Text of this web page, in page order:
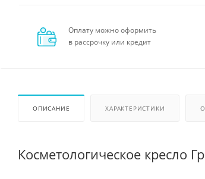
Оплату можно оформить
в рассрочку или кредит
ОПИСАНИЕ ХАРАКТЕРИСТИКИ
Косметологическое кресло